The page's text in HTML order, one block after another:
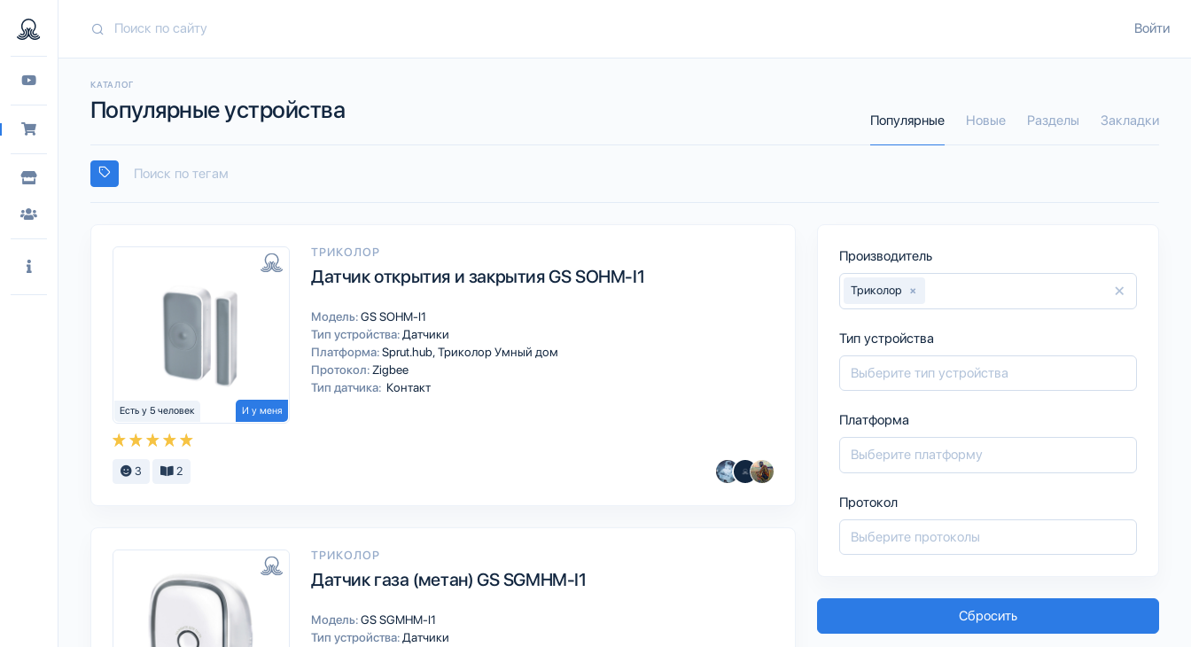
Войти
КАТАЛОГ
Популярные устройства Популярные Новые Разделы Закладки
Есть у 5 человек И у меня
ТРИКОЛОР
Датчик открытия и закрытия GS SOHM-I1
Модель:GS SOHM-I1
Тип устройства: Датчики
Платформа:Sprut.hubТриколор Умный дом
Протокол: Zigbee
Тип датчика: Контакт
3 2
ТРИКОЛОР
Датчик газа (метан) GS SGMHM-I1
Модель:GS SGMHM-I1
Тип устройства: Датчики
Производитель
×
×
Триколор
Тип устройства
Платформа
Протокол
Сбросить